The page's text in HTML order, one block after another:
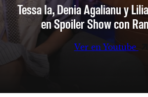
Tessa Ia, Denia Agalianu y
en Spoiler Show con
Ver en Youtube